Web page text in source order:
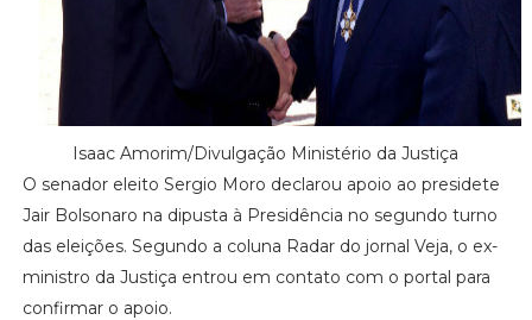
Isaac Amorim/Divulgação Ministério da Justiça
O senador eleito Sergio Moro declarou apoio ao presidete
Jair Bolsonaro na dipusta à Presidência no segundo turno
das eleições. Segundo a coluna Radar do jornal Veja, o ex-
ministro da Justiça entrou em contato com o portal para
confirmar o apoio.